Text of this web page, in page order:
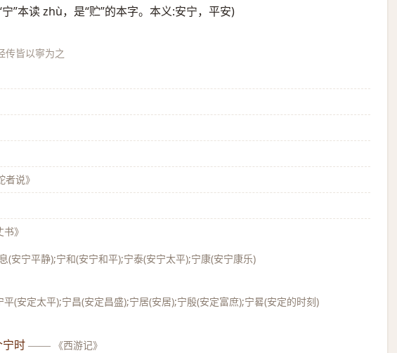
”本读 zhù，是“贮”的本字。本义:安宁，平安)
传皆以寧为之
者说》
》
(安宁平静);宁和(安宁和平);宁泰(安宁太平);宁康(安宁康乐)
(安定太平);宁昌(安定昌盛);宁居(安居);宁殷(安定富庶);宁晷(安定的时刻)
宁时 —— 《西游记》